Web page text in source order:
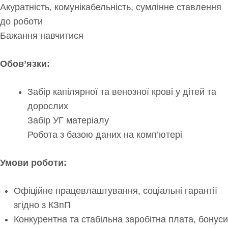
Акуратність, комунікабельність, сумлінне ставлення
до роботи
Бажання навчитися
Обов’язки:
Забір капілярної та венозної крові у дітей та
дорослих
Забір УГ матеріалу
Робота з базою даних на комп’ютері
Умови роботи:
Офіційне працевлаштування, соціальні гарантії
згідно з КЗпП
Конкурентна та стабільна заробітна плата, бонуси